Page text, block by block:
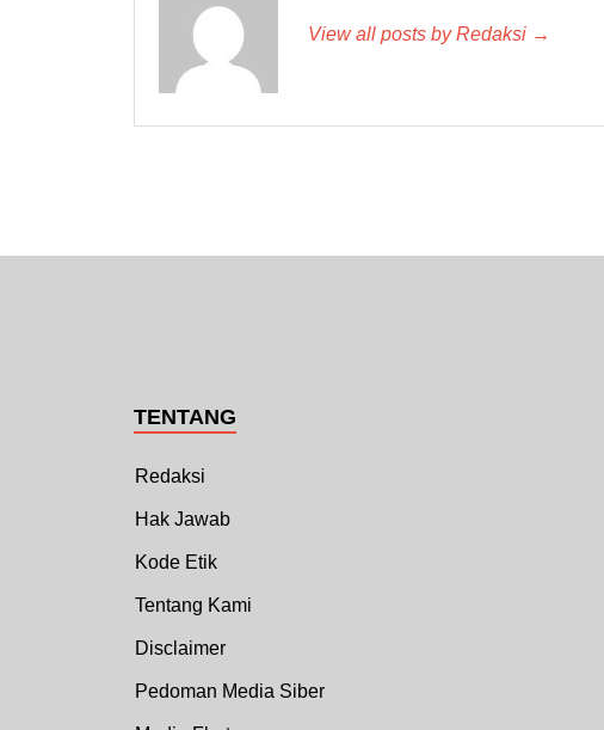
View all posts by Redaksi →
TENTANG
Redaksi
Hak Jawab
Kode Etik
Tentang Kami
Disclaimer
Pedoman Media Siber